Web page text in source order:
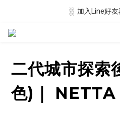
░  新會員註
二代城市探索
色)｜ NETTA